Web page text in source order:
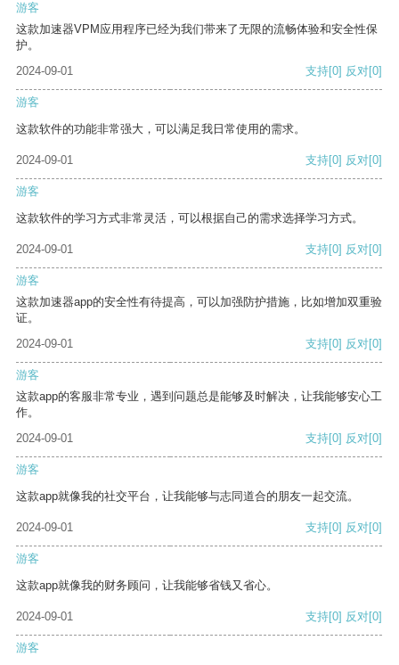
游客
这款加速器VPM应用程序已经为我们带来了无限的流畅体验和安全性保
护。
2024-09-01
支持[0] 反对[0]
游客
这款软件的功能非常强大，可以满足我日常使用的需求。
2024-09-01 支持[0] 反对[0]
游客
这款软件的学习方式非常灵活，可以根据自己的需求选择学习方式。
2024-09-01 支持[0] 反对[0]
游客
这款加速器app的安全性有待提高，可以加强防护措施，比如增加双重验
证。
2024-09-01
支持[0] 反对[0]
游客
这款app的客服非常专业，遇到问题总是能够及时解决，让我能够安心工
作。
2024-09-01
支持[0] 反对[0]
游客
这款app就像我的社交平台，让我能够与志同道合的朋友一起交流。
2024-09-01 支持[0] 反对[0]
游客
这款app就像我的财务顾问，让我能够省钱又省心。
2024-09-01 支持[0] 反对[0]
游客